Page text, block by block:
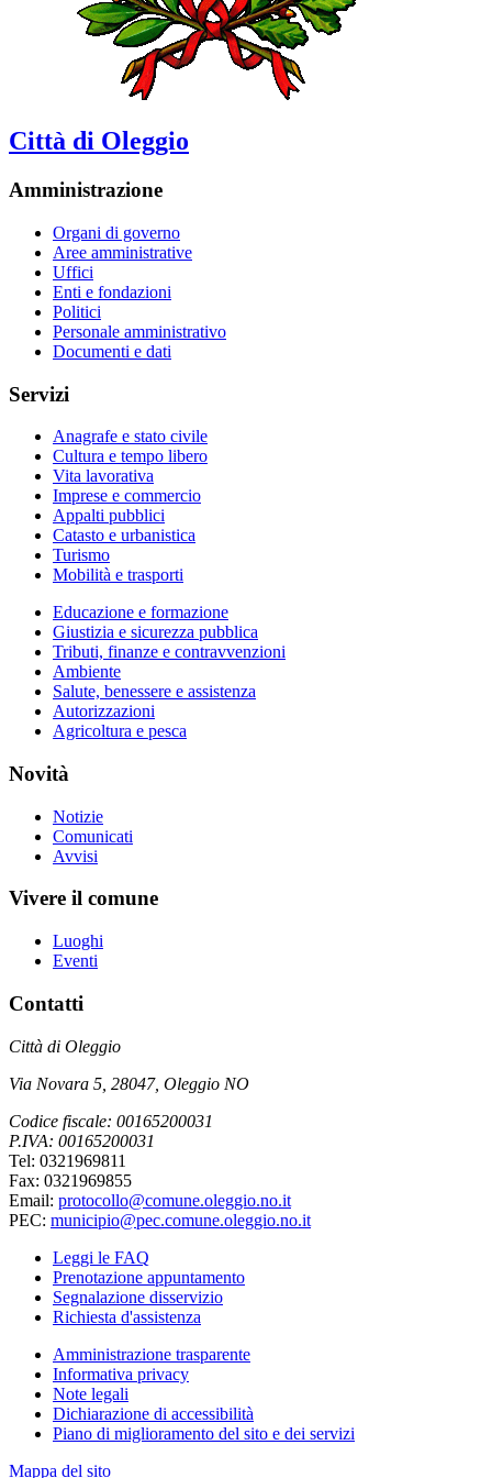
Città di Oleggio
Amministrazione
Organi di governo
Aree amministrative
Uffici
Enti e fondazioni
Politici
Personale amministrativo
Documenti e dati
Servizi
Anagrafe e stato civile
Cultura e tempo libero
Vita lavorativa
Imprese e commercio
Appalti pubblici
Catasto e urbanistica
Turismo
Mobilità e trasporti
Educazione e formazione
Giustizia e sicurezza pubblica
Tributi, finanze e contravvenzioni
Ambiente
Salute, benessere e assistenza
Autorizzazioni
Agricoltura e pesca
Novità
Notizie
Comunicati
Avvisi
Vivere il comune
Luoghi
Eventi
Contatti
Città di Oleggio
Via Novara 5, 28047, Oleggio NO
Codice fiscale: 00165200031
P.IVA: 00165200031
Tel: 0321969811
Fax: 0321969855
Email: protocollo@comune.oleggio.no.it
PEC: municipio@pec.comune.oleggio.no.it
Leggi le FAQ
Prenotazione appuntamento
Segnalazione disservizio
Richiesta d'assistenza
Amministrazione trasparente
Informativa privacy
Note legali
Dichiarazione di accessibilità
Piano di miglioramento del sito e dei servizi
Mappa del sito